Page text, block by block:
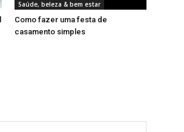
Saúde, beleza & bem estar
Como fazer uma festa de
casamento simples